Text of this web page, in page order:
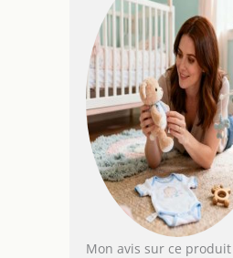
Mon avis sur ce produit